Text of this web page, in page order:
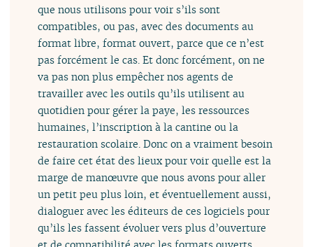
que nous utilisons pour voir s’ils sont
compatibles, ou pas, avec des documents au
format libre, format ouvert, parce que ce n’est
pas forcément le cas. Et donc forcément, on ne
va pas non plus empêcher nos agents de
travailler avec les outils qu’ils utilisent au
quotidien pour gérer la paye, les ressources
humaines, l’inscription à la cantine ou la
restauration scolaire. Donc on a vraiment besoin
de faire cet état des lieux pour voir quelle est la
marge de manœuvre que nous avons pour aller
un petit peu plus loin, et éventuellement aussi,
dialoguer avec les éditeurs de ces logiciels pour
qu’ils les fassent évoluer vers plus d’ouverture
et de compatibilité avec les formats ouverts.